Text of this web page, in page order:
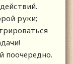
руки;
поочередно.